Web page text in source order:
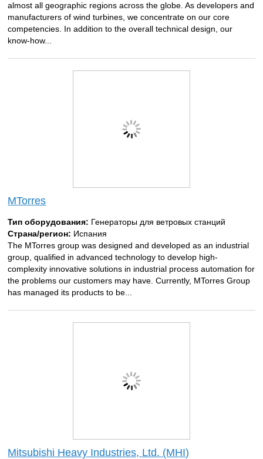
almost all geographic regions across the globe. As developers and
manufacturers of wind turbines, we concentrate on our core
competencies. In addition to the overall technical design, our
know-how...
MTorres
Тип оборудования: Генераторы для ветровых станций
Страна/регион: Испания
The MTorres group was designed and developed as an industrial
group, qualified in advanced technology to develop high-
complexity innovative solutions in industrial process automation for
the problems our customers may have. Currently, MTorres Group
has managed its products to be...
Mitsubishi Heavy Industries, Ltd. (MHI)